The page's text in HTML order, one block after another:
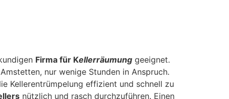
Firma für Kellerräumung geeignet.
nur wenige Stunden in Anspruch.
Kellerentrümpelung effizient und schnell zu
nützlich und rasch durchzuführen. Einen